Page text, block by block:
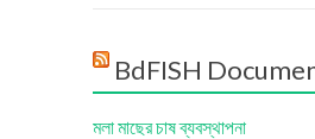
BdFISH
মলা মাছের চাষ ব্যবস্থাপনা